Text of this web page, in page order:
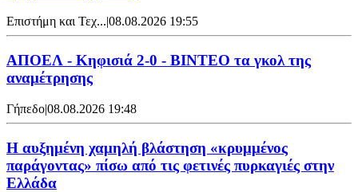
Επιστήμη και Τεχ...|08.08.2026 19:55
ΑΠΟΕΛ - Κηφισιά 2-0 - ΒΙΝΤΕΟ τα γκολ της
αναμέτρησης
Γήπεδο|08.08.2026 19:48
Η αυξημένη χαμηλή βλάστηση «κρυμμένος
παράγοντας» πίσω από τις φετινές πυρκαγιές στην
Ελλάδα